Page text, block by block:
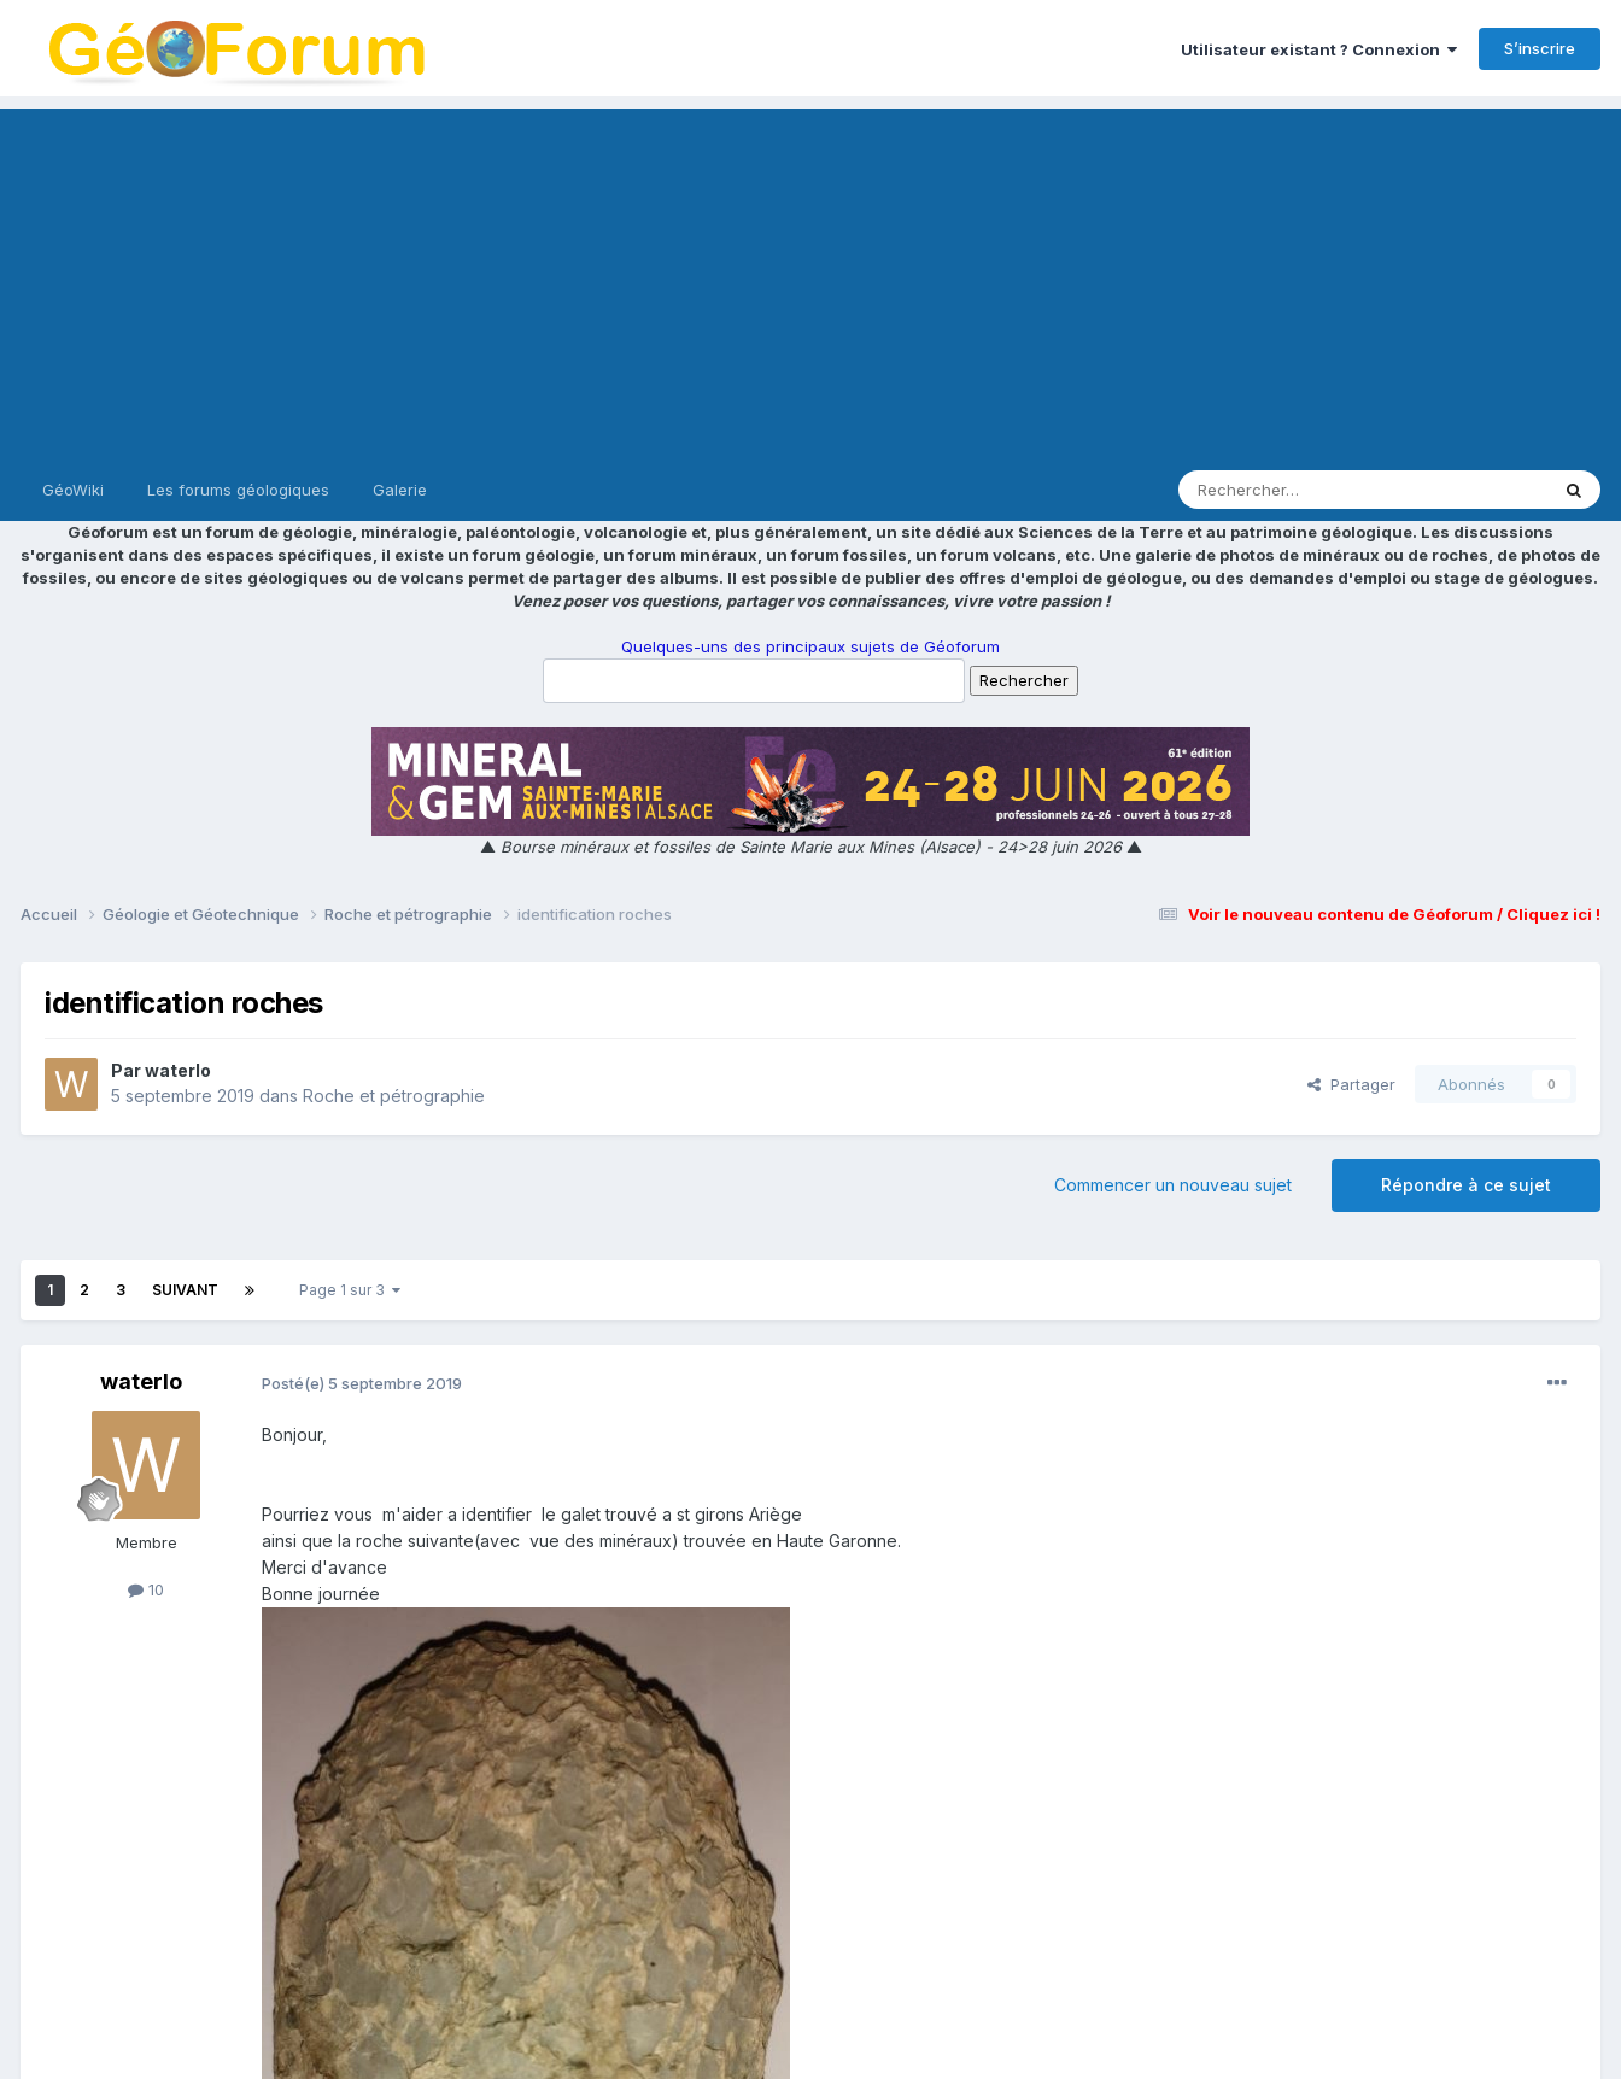
Utilisateur existant ? Connexion S’inscrire
GéoWiki Les forums géologiques Galerie
Géoforum est un forum de géologie, minéralogie, paléontologie, volcanologie et, plus généralement, un site dédié aux Sciences de la Terre et au patrimoine géologique. Les discussions
s'organisent dans des espaces spécifiques, il existe un forum géologie, un forum minéraux, un forum fossiles, un forum volcans, etc. Une galerie de photos de minéraux ou de roches, de photos de
fossiles, ou encore de sites géologiques ou de volcans permet de partager des albums. Il est possible de publier des offres d'emploi de géologue, ou des demandes d'emploi ou stage de géologues.
Venez poser vos questions, partager vos connaissances, vivre votre passion !
Quelques-uns des principaux sujets de Géoforum
▲ Bourse minéraux et fossiles de Sainte Marie aux Mines (Alsace) - 24>28 juin 2026▲
Voir le nouveau contenu de Géoforum / Cliquez ici !
Accueil Géologie et Géotechnique Roche et pétrographie identification roches
identification roches
Parwaterlo
5 septembre 2019 dans Roche et pétrographie
Partager Abonnés 0
Répondre à ce sujet
Commencer un nouveau sujet
1 2 3 SUIVANT Page 1 sur 3
waterlo
Membre
10
Posté(e) 5 septembre 2019
Bonjour,
Pourriez vous m'aider a identifier le galet trouvé a st girons Ariège
ainsi que la roche suivante(avec vue des minéraux) trouvée en Haute Garonne.
Merci d'avance
Bonne journée